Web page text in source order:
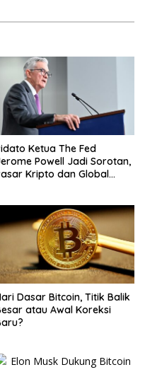
Ketua The Fed
Powell Jadi Sorotan,
Kripto dan Global
Dasar Bitcoin, Titik Balik
atau Awal Koreksi